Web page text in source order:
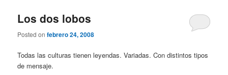
Los dos lobos
Posted onfebrero 24, 2008
Todas las culturas tienen leyendas. Variadas. Con distintos tipos
de mensaje.